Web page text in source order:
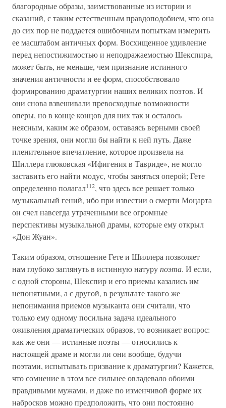
благородные образы, заимствованные из истории и
сказаний, с таким естественным правдоподобием, что она
до сих пор не поддается ошибочным попыткам измерить
ее масштабом античных форм. Восхищенное удивление
перед непостижимостью и неподражаемостью Шекспира,
может быть, не меньше, чем признание истинного
значения античности и ее форм, способствовало
формированию драматургии наших великих поэтов. И
они снова взвешивали превосходные возможности
оперы, но в конце концов для них так и осталось
неясным, каким же образом, оставаясь верными своей
точке зрения, они могли бы найти к ней путь. Даже
пленительное впечатление, которое произвела на
Шиллера глюковская «Ифигения в Тавриде», не могло
заставить его найти модус, чтобы заняться оперой; Гете
определенно полагал112, что здесь все решает только
музыкальный гений, ибо при известии о смерти Моцарта
он счел навсегда утраченными все огромные
перспективы музыкальной драмы, которые ему открыл
«Дон Жуан».
Таким образом, отношение Гете и Шиллера позволяет
нам глубоко заглянуть в истинную натурупоэта. И если,
с одной стороны, Шекспир и его приемы казались им
непонятными, а с другой, в результате такого же
непонимания приемов музыканта они считали, что
только ему одному посильна задача идеального
оживления драматических образов, то возникает вопрос:
как же они — истинные поэты — относились к
настоящей драме и могли ли они вообще, будучи
поэтами, испытывать призвание к драматургии? Кажется,
что сомнение в этом все сильнее овладевало обоими
правдивыми мужами, и даже по изменчивой форме их
набросков можно предположить, что они постоянно